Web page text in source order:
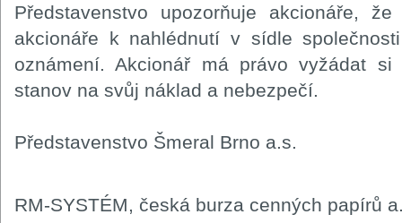
Představenstvo upozorňuje akcionáře,
akcionáře k nahlédnutí v sídle
oznámení. Akcionář má právo vyžádat
stanov na svůj náklad a nebezpečí.
Představenstvo Šmeral Brno a.s.
RM-SYSTÉM, česká burza cenných papírů